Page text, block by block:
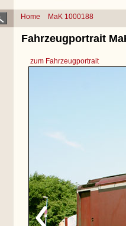
Home MaK 1000188
Fahrzeugportrait
zum Fahrzeugportrait